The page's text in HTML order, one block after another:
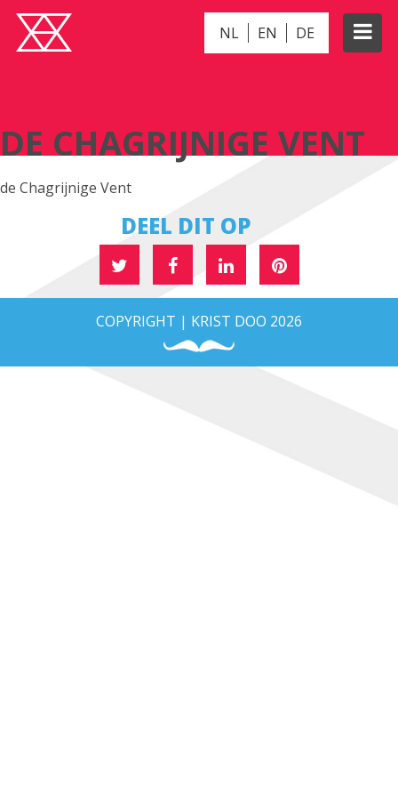
NL EN DE
DE CHAGRIJNIGE VENT
de Chagrijnige Vent
DEEL DIT OP
COPYRIGHT | KRIST DOO 2026